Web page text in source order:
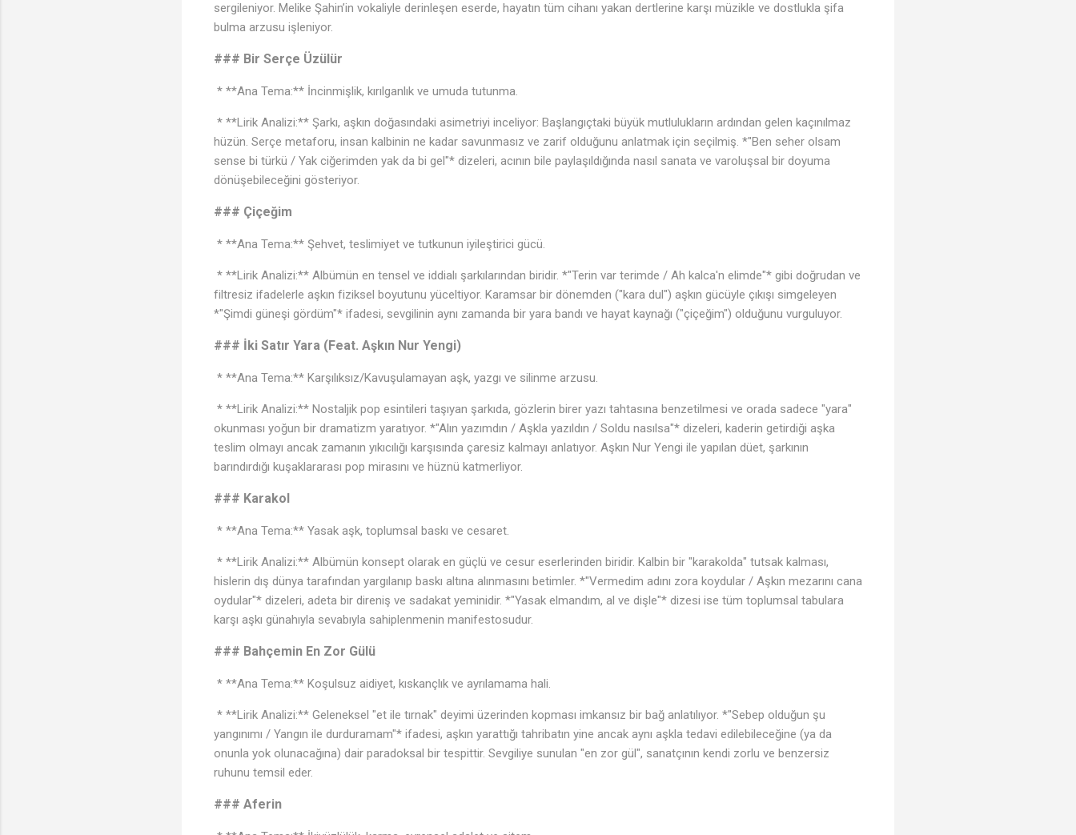
sergileniyor. Melike Şahin’in vokaliyle derinleşen eserde, hayatın tüm cihanı yakan dertlerine karşı müzikle ve dostlukla şifa
bulma arzusu işleniyor.
### Bir Serçe Üzülür
* **Ana Tema:** İncinmişlik, kırılganlık ve umuda tutunma.
* **Lirik Analizi:** Şarkı, aşkın doğasındaki asimetriyi inceliyor: Başlangıçtaki büyük mutlulukların ardından gelen kaçınılmaz
hüzün. Serçe metaforu, insan kalbinin ne kadar savunmasız ve zarif olduğunu anlatmak için seçilmiş. *"Ben seher olsam
sense bi türkü / Yak ciğerimden yak da bi gel"* dizeleri, acının bile paylaşıldığında nasıl sanata ve varoluşsal bir doyuma
dönüşebileceğini gösteriyor.
### Çiçeğim
* **Ana Tema:** Şehvet, teslimiyet ve tutkunun iyileştirici gücü.
* **Lirik Analizi:** Albümün en tensel ve iddialı şarkılarından biridir. *"Terin var terimde / Ah kalca'n elimde"* gibi doğrudan ve
filtresiz ifadelerle aşkın fiziksel boyutunu yüceltiyor. Karamsar bir dönemden ("kara dul") aşkın gücüyle çıkışı simgeleyen
*"Şimdi güneşi gördüm"* ifadesi, sevgilinin aynı zamanda bir yara bandı ve hayat kaynağı ("çiçeğim") olduğunu vurguluyor.
### İki Satır Yara (Feat. Aşkın Nur Yengi)
* **Ana Tema:** Karşılıksız/Kavuşulamayan aşk, yazgı ve silinme arzusu.
* **Lirik Analizi:** Nostaljik pop esintileri taşıyan şarkıda, gözlerin birer yazı tahtasına benzetilmesi ve orada sadece "yara"
okunması yoğun bir dramatizm yaratıyor. *"Alın yazımdın / Aşkla yazıldın / Soldu nasılsa"* dizeleri, kaderin getirdiği aşka
teslim olmayı ancak zamanın yıkıcılığı karşısında çaresiz kalmayı anlatıyor. Aşkın Nur Yengi ile yapılan düet, şarkının
barındırdığı kuşaklararası pop mirasını ve hüznü katmerliyor.
### Karakol
* **Ana Tema:** Yasak aşk, toplumsal baskı ve cesaret.
* **Lirik Analizi:** Albümün konsept olarak en güçlü ve cesur eserlerinden biridir. Kalbin bir "karakolda" tutsak kalması,
hislerin dış dünya tarafından yargılanıp baskı altına alınmasını betimler. *"Vermedim adını zora koydular / Aşkın mezarını cana
oydular"* dizeleri, adeta bir direniş ve sadakat yeminidir. *"Yasak elmandım, al ve dişle"* dizesi ise tüm toplumsal tabulara
karşı aşkı günahıyla sevabıyla sahiplenmenin manifestosudur.
### Bahçemin En Zor Gülü
* **Ana Tema:** Koşulsuz aidiyet, kıskançlık ve ayrılamama hali.
* **Lirik Analizi:** Geleneksel "et ile tırnak" deyimi üzerinden kopması imkansız bir bağ anlatılıyor. *"Sebep olduğun şu
yangınımı / Yangın ile durduramam"* ifadesi, aşkın yarattığı tahribatın yine ancak aynı aşkla tedavi edilebileceğine (ya da
onunla yok olunacağına) dair paradoksal bir tespittir. Sevgiliye sunulan "en zor gül", sanatçının kendi zorlu ve benzersiz
ruhunu temsil eder.
### Aferin
🎵
♫